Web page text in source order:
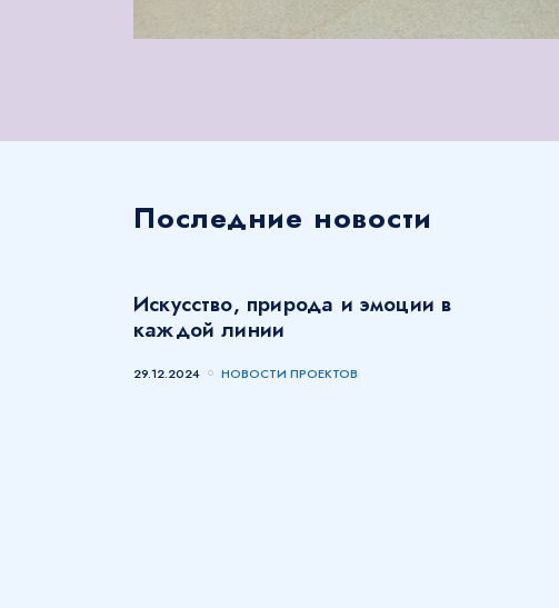
Последние новости
Искусство, природа и эмоции в
каждой линии
29.12.2024 НОВОСТИ ПРОЕКТОВ